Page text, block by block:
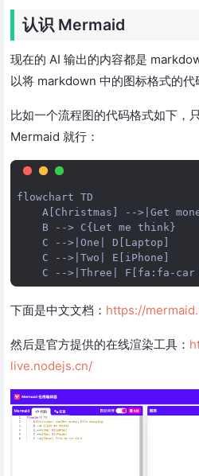
认识 Mermaid
现在的 AI 输出的内容都是
以将 markdown 中的图标格式的代
比如一个流程图的代码格式如下，
Mermaid 就行：
flowchart TD
A[Christmas] -->|Get
    B --> C{Let me think}
    C -->|One| D[Laptop]
    C -->|Two| E[iPhone]
下面是中文文档： https://
然后是官方提供的在线渲染工具：
live.nodejs.cn/